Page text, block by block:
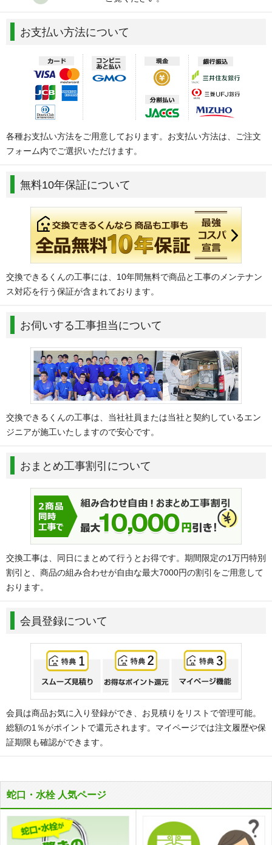
お支払い方法について
各種お支払い方法をご用意しております。お支払い方法は、ご注文
フォーム内でご選択いただけます。
無料10年保証について
交換できるくんの工事には、10年間無料で商品と工事のメンテナン
ス対応を行う保証が含まれております。
お伺いする工事担当について
交換できるくんの工事は、当社社員または当社と契約しているエン
ジニアが施工いたしますので安心です。
おまとめ工事割引について
交換工事は、同日にまとめて行うとお得です。期間限定の1万円特別
割引と、商品の組み合わせが自由な最大7000円の割引をご用意して
おります。
会員登録について
会員は商品お気に入り登録ができ、お見積りをリストで管理可能。
総額の1％がポイントで還元されます。マイページでは注文履歴や保
証期限も確認ができます。
蛇口・水栓 人気ページ